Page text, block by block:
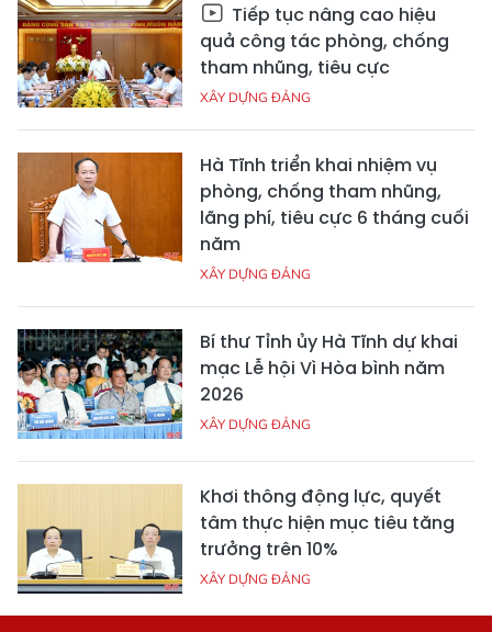
Tiếp tục nâng cao hiệu
quả công tác phòng, chống
tham nhũng, tiêu cực
XÂY DỰNG ĐẢNG
Hà Tĩnh triển khai nhiệm vụ
phòng, chống tham nhũng,
lãng phí, tiêu cực 6 tháng cuối
năm
XÂY DỰNG ĐẢNG
Bí thư Tỉnh ủy Hà Tĩnh dự khai
mạc Lễ hội Vì Hòa bình năm
2026
XÂY DỰNG ĐẢNG
Khơi thông động lực, quyết
tâm thực hiện mục tiêu tăng
trưởng trên 10%
XÂY DỰNG ĐẢNG